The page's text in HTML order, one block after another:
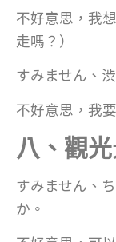
不好意思，我
走嗎？）
すみません、
不好意思，我
八、觀
すみません、
か。